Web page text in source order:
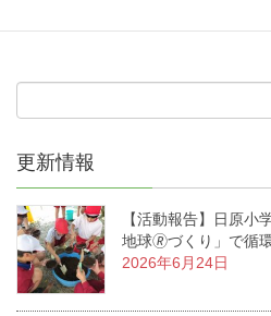
更新情報
【活動報告】日原小
地球🄬づくり」で循
2026年6月24日